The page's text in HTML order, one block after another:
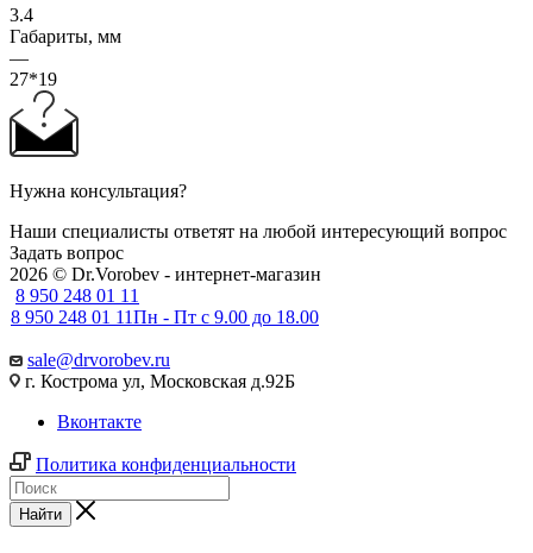
3.4
Габариты, мм
—
27*19
Нужна консультация?
Наши специалисты ответят на любой интересующий вопрос
Задать вопрос
2026 © Dr.Vorobev - интернет-магазин
8 950 248 01 11
8 950 248 01 11Пн - Пт с 9.00 до 18.00
sale@drvorobev.ru
г. Кострома ул, Московская д.92Б
Вконтакте
Политика конфиденциальности
Найти